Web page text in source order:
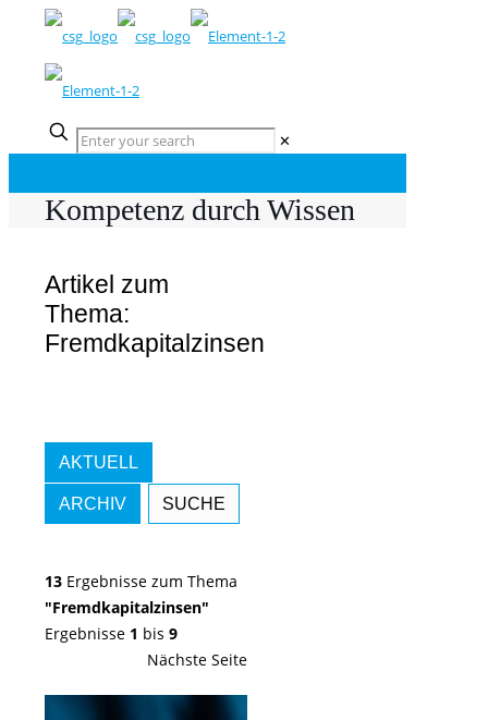
✕
Kompetenz durch Wissen
Artikel zum
Thema:
Fremdkapitalzinsen
AKTUELL
ARCHIV SUCHE
13 Ergebnisse zum Thema
"Fremdkapitalzinsen"
Ergebnisse 1 bis 9
Nächste Seite